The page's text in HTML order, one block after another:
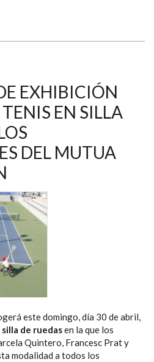
EXHIBICIÓN
EN SILLA
DEL MUTUA
este domingo, día 30 de abril,
de ruedasen la que los
Quintero, Francesc Prat y
modalidad a todos los